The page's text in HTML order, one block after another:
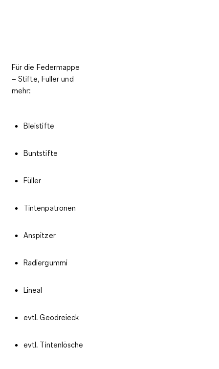
Für die Federmappe
– Stifte, Füller und
mehr:
Bleistifte
Buntstifte
Füller
Tintenpatronen
Anspitzer
Radiergummi
Lineal
evtl. Geodreieck
evtl. Tintenlösche